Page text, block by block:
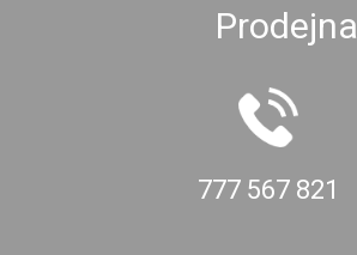
Prodejna
777 567 821